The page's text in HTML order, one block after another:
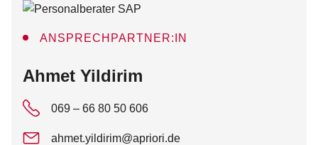
ANSPRECHPARTNER:IN
:
Ahmet Yildirim
069 – 66 80 50 606
ahmet.yildirim@apriori.de